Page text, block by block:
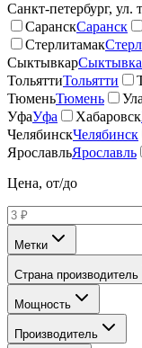
Санкт-петербург, ул.
СаранскСаранск
Стерлитамак
Сыктывкар
ТольяттиТольятти
ТюменьТюмень
УфаУфа Хабаровск
ЧелябинскЧелябинск
ЯрославльЯрославль
Цена, от/до
Метки
Страна производитель
Мощность
Производитель